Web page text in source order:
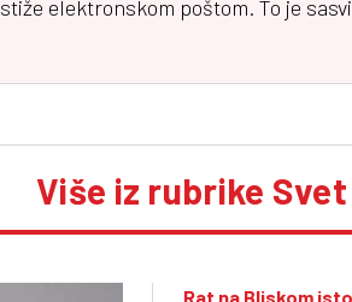
stiže elektronskom poštom. To je
Više iz rubrike Svet
Rat na Bliskom